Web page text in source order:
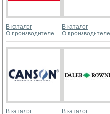
В каталог
О производителе
В каталог
О производителе
В каталог
В каталог